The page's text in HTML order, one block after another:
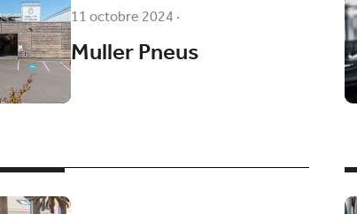
11 octobre 2024·
Muller Pneus